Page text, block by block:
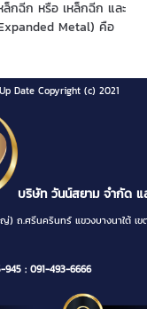
ล็กฉีก หรือ เหล็กฉีก และ
Metal) คือ
Up Date Copyright (c) 2021
บริษัท วันน์สยาม จำกัด แล
นครินทร์ แขวงบางนาใ
945 : 091-493-6666